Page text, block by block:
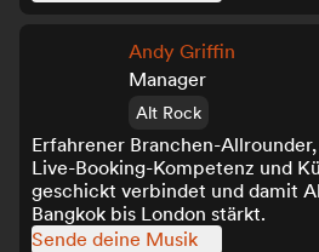
Andy Griffin
Manager
Alt Rock
Erfahrener Branchen-
Live-Booking-Kompetenz und
geschickt verbindet und damit
Bangkok bis London stärkt.
Sende deine Musik